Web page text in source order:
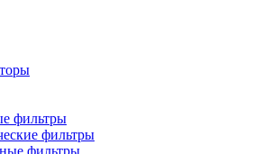
фильтры
фильтры
фильтры